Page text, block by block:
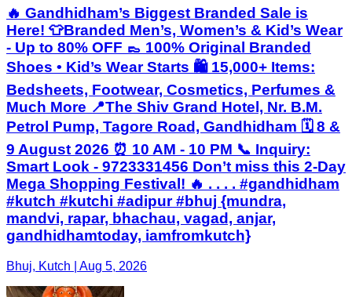
🔥 Gandhidham’s Biggest Branded Sale is
Here! 👕Branded Men’s, Women’s & Kid’s Wear
- Up to 80% OFF 👞 100% Original Branded
Shoes • Kid’s Wear Starts 🛍️ 15,000+ Items:
Bedsheets, Footwear, Cosmetics, Perfumes &
Much More 📍The Shiv Grand Hotel, Nr. B.M.
Petrol Pump, Tagore Road, Gandhidham 🗓️ 8 &
9 August 2026 ⏰ 10 AM - 10 PM 📞 Inquiry:
Smart Look - 9723331456 Don’t miss this 2-Day
Mega Shopping Festival! 🔥 . . . . #gandhidham
#kutch #kutchi #adipur #bhuj {mundra,
mandvi, rapar, bhachau, vagad, anjar,
gandhidhamtoday, iamfromkutch}
Bhuj, Kutch | Aug 5, 2026